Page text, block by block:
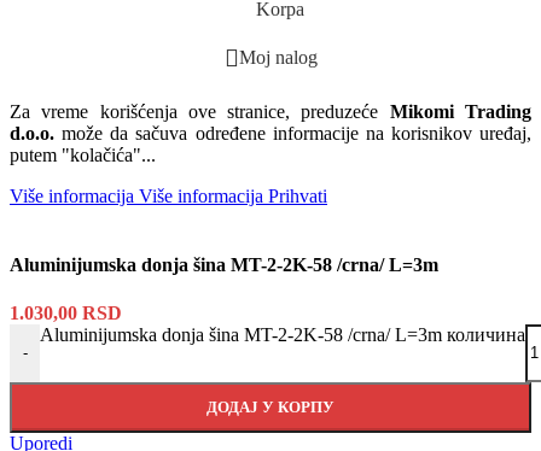
Korpa
Moj nalog
Za vreme korišćenja ove stranice, preduzeće Mikomi Trading
d.o.o. može da sačuva određene informacije na korisnikov uređaj,
putem "kolačića"...
Više informacija Više informacija Prihvati
Aluminijumska donja šina MT-2-2K-58 /crna/ L=3m
1.030,00 RSD
-
Aluminijumska donja šina MT-2-2K-58 /crna/ L=3m количина
ДОДАЈ У КОРПУ
Uporedi